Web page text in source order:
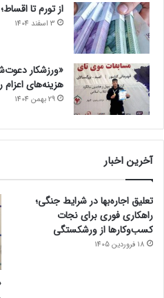
از تورم تا
3 اسفند 1404
«ورزشکار
هزینه‌های
29 بهمن 1404
آخرین اخبار
تعلیق اجاره‌بها در شرایط جنگی؛
راهکاری فوری برای نجات
کسب‌وکارها از ورشکستگی
18 فروردین 1405